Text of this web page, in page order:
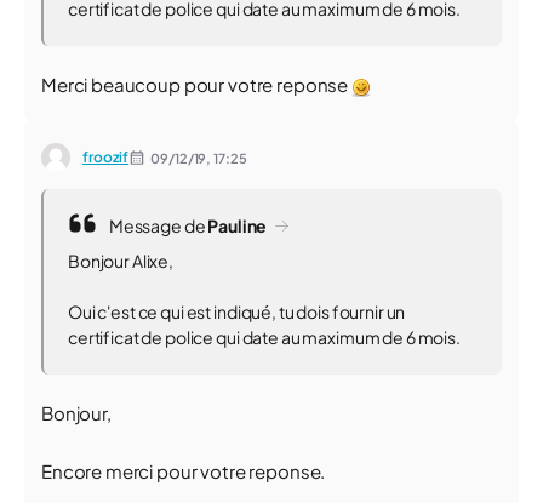
certificat de police qui date au maximum de 6 mois.
Merci beaucoup pour votre reponse
froozif 09/12/19,17:25
Message dePauline
Bonjour Alixe,
Oui c'est ce qui est indiqué, tu dois fournir un
certificat de police qui date au maximum de 6 mois.
Bonjour,
Encore merci pour votre reponse.